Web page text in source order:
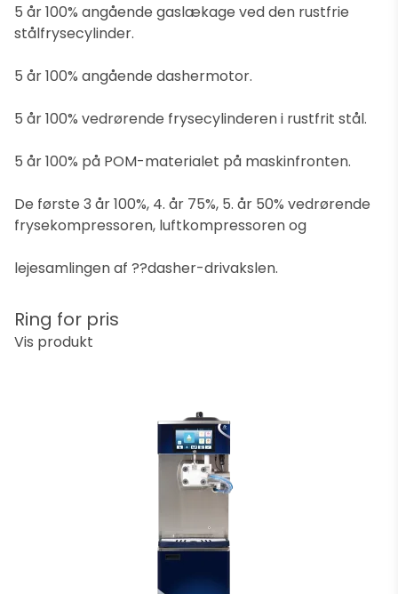
5 år 100% angående gaslækage ved den rustfrie
stålfrysecylinder.
5 år 100% angående dashermotor.
5 år 100% vedrørende frysecylinderen i rustfrit stål.
5 år 100% på POM-materialet på maskinfronten.
De første 3 år 100%, 4. år 75%, 5. år 50% vedrørende
frysekompressoren, luftkompressoren og
lejesamlingen af ??dasher-drivakslen.
Ring for pris
Vis produkt